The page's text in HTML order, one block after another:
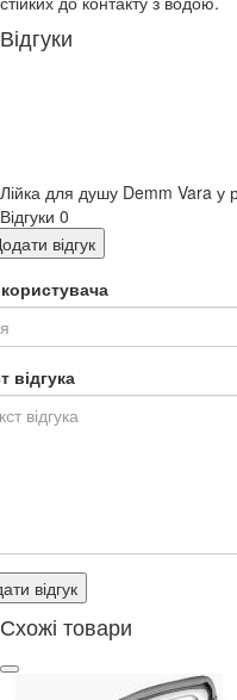
Відгуки
Лійка для душу Demm Vara у
Відгуки 0
відгук
відгука
відгук
Схожі товари